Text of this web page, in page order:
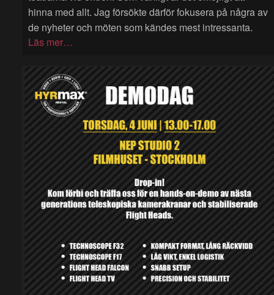
hinna med allt. Jag försökte därför fokusera på några av
de nyheter och möten som kändes mest intressanta.
Läs mer…